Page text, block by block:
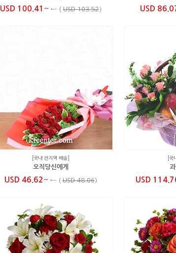
USD 100.41 ~ ← (USD 103.52) USD
[국내 전지역 배송]
오직당신에게
USD 46.62 ~ ← (USD 48.06)
[국
USD